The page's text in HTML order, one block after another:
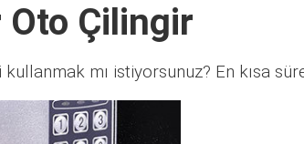
Oto Çilingir
mı istiyorsunuz? En kısa